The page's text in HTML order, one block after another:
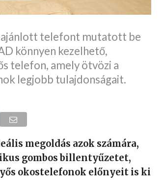
ajánlott telefont mutatott be
könnyen kezelhető,
telefon, amely ötvözi a
legjobb tulajdonságait.
megoldás azok számára,
gombos billentyűzetet,
okostelefonok előnyeit is ki